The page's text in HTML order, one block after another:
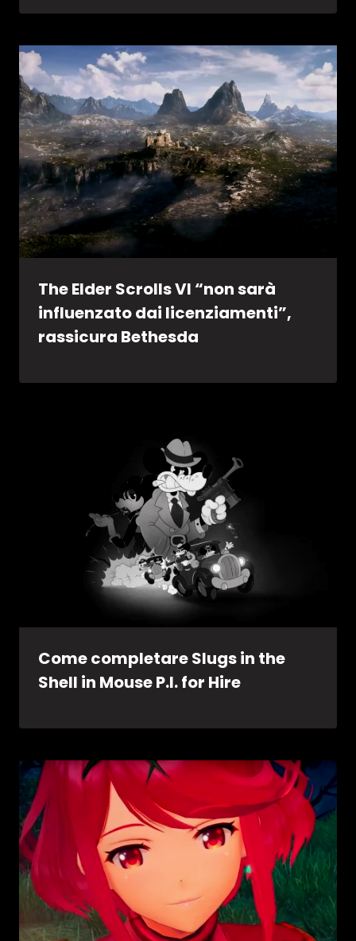
The Elder Scrolls VI “non sarà
influenzato dai licenziamenti”,
rassicura Bethesda
Come completare Slugs in the
Shell in Mouse P.I. for Hire